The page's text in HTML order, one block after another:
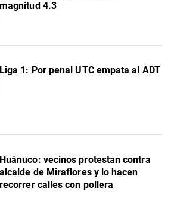
magnitud 4.3
Liga 1: Por penal UTC empata al ADT
Huánuco: vecinos protestan contra
alcalde de Miraflores y lo hacen
recorrer calles con pollera